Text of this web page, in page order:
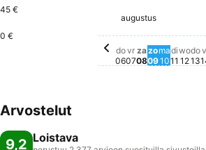
45 €
0 €
donderdag,
84 €
augustus
do
06
vrijdag,
77 €
vr
07
zaterdag,
84 €
za
08
zo
09
ma
10
di
11
wo
12
do
13
Arvostelut
9,2 Loistava